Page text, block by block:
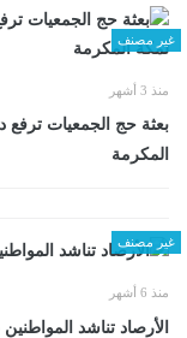
غير مصنف
منذ 3 أشهر
بعثة حج الجمعيات
المكرمة
غير مصنف
منذ 6 أشهر
الأرصاد تناشد المواطنين